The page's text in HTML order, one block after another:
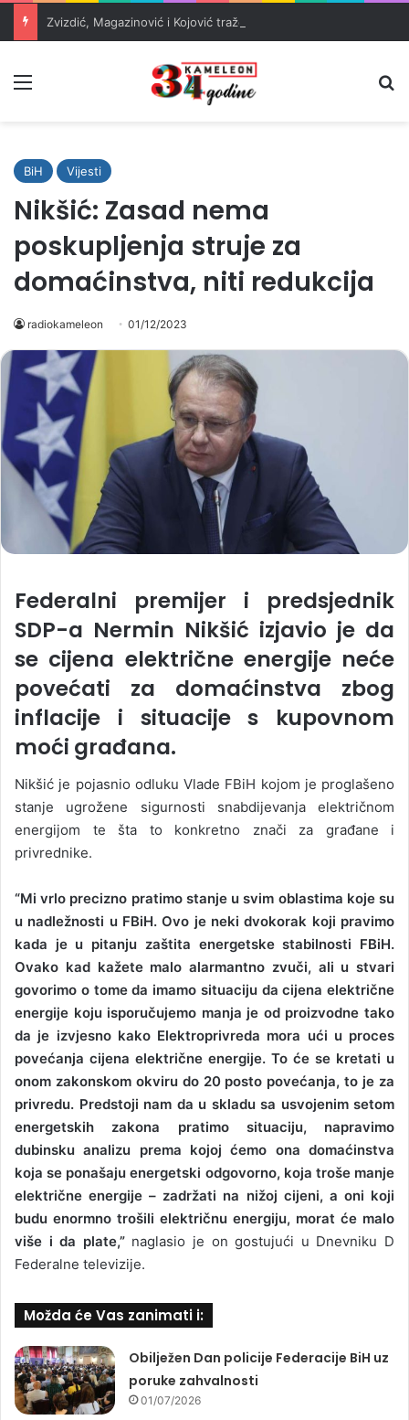
BiH Vijesti
Nikšić: Zasad nema
poskupljenja struje za
domaćinstva, niti redukcija
radiokameleon 01/12/2023
Federalni premijer i predsjednik
SDP-a Nermin Nikšić izjavio je da
se cijena električne energije neće
povećati za domaćinstva zbog
inflacije i situacije s kupovnom
moći građana.
Nikšić je pojasnio odluku Vlade FBiH kojom je proglašeno
stanje ugrožene sigurnosti snabdijevanja električnom
energijom te šta to konkretno znači za građane i
privrednike.
“Mi vrlo precizno pratimo stanje u svim oblastima koje su
u nadležnosti u FBiH. Ovo je neki dvokorak koji pravimo
kada je u pitanju zaštita energetske stabilnosti FBiH.
Ovako kad kažete malo alarmantno zvuči, ali u stvari
govorimo o tome da imamo situaciju da cijena električne
energije koju isporučujemo manja je od proizvodne tako
da je izvjesno kako Elektroprivreda mora ući u proces
povećanja cijena električne energije. To će se kretati u
onom zakonskom okviru do 20 posto povećanja, to je za
privredu. Predstoji nam da u skladu sa usvojenim setom
energetskih zakona pratimo situaciju, napravimo
dubinsku analizu prema kojoj ćemo ona domaćinstva
koja se ponašaju energetski odgovorno, koja troše manje
električne energije – zadržati na nižoj cijeni, a oni koji
budu enormno trošili električnu energiju, morat će malo
više i da plate,”naglasio je on gostujući u Dnevniku D
Federalne televizije.
Možda će Vas zanimati i:
Obilježen Dan policije Federacije BiH uz
poruke zahvalnosti
01/07/2026